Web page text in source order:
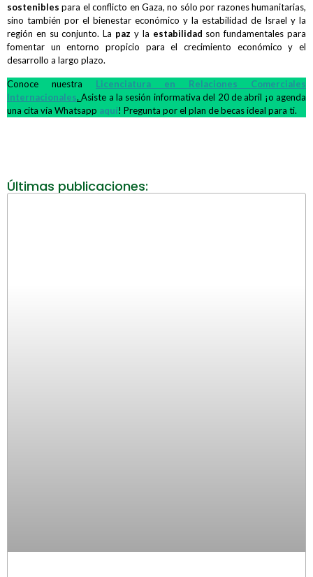
sosteniblespara el conflicto en Gaza, no sólo por razones humanitarias,
sino también por el bienestar económico y la estabilidad de Israel y la
región en su conjunto. La paz y la estabilidad son fundamentales para
fomentar un entorno propicio para el crecimiento económico y el
desarrollo a largo plazo.
Conoce nuestra Licenciatura en Relaciones Comerciales
Internacionales.Asiste a la sesión informativa del 20 de abril ¡o agenda
una cita vía Whatsapp aquí! Pregunta por el plan de becas ideal para ti.
Últimas publicaciones: